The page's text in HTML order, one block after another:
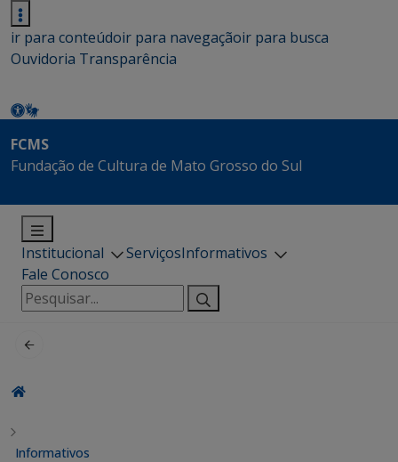
ir para conteúdoir para navegaçãoir para busca
Ouvidoria Transparência
FCMS
Fundação de Cultura de Mato Grosso do Sul
Institucional ServiçosInformativos
Fale Conosco
Pesquisar
por:
Informativos